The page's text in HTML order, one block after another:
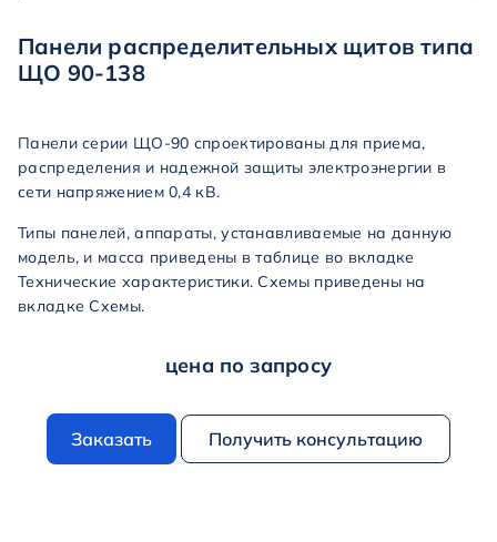
Панели распределительных щитов типа
ЩО 90-138
Панели серии ЩО-90 спроектированы для приема,
распределения и надежной защиты электроэнергии в
сети напряжением 0,4 кВ.
Типы панелей, аппараты, устанавливаемые на данную
модель, и масса приведены в таблице во вкладке
Технические характеристики. Схемы приведены на
вкладке Схемы.
цена по запросу
Заказать Получить консультацию